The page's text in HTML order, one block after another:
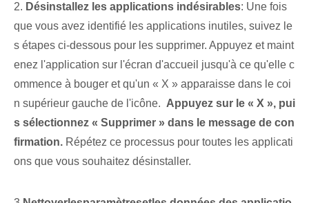
2. Désinstallez les applications indésirables⁢: Une fois
que vous avez identifié les applications inutiles, suivez le
s étapes ci-dessous pour les supprimer. Appuyez et maint
enez l'application sur l'écran d'accueil jusqu'à ce qu'elle c
ommence à bouger et qu'un « X » apparaisse dans le coi
n supérieur gauche de l'icône. ‌ Appuyez sur le « X », pui
s sélectionnez « Supprimer » dans le message de con
firmation. Répétez ce processus pour toutes les applicati
ons que vous souhaitez désinstaller.